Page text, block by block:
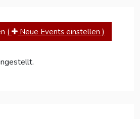
( Neue Events einstellen )